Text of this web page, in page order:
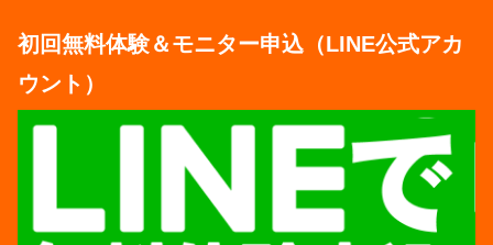
初回無料体験＆モニター申込（LINE公式アカ
ウント）